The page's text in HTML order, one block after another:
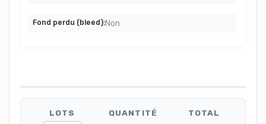
Fond perdu (bleed) Non
LOTS QUANTITÉ TOTAL
Instapressé